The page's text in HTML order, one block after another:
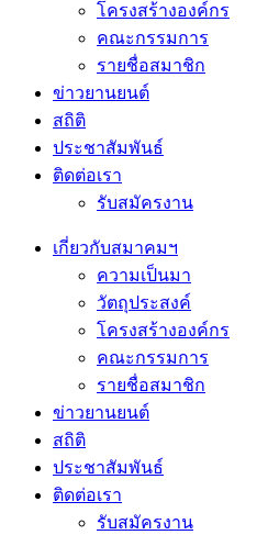
โครงสร้างองค์กร
คณะกรรมการ
รายชื่อสมาชิก
ข่าวยานยนต์
สถิติ
ประชาสัมพันธ์
ติดต่อเรา
รับสมัครงาน
เกี่ยวกับสมาคมฯ
ความเป็นมา
วัตถุประสงค์
โครงสร้างองค์กร
คณะกรรมการ
รายชื่อสมาชิก
ข่าวยานยนต์
สถิติ
ประชาสัมพันธ์
ติดต่อเรา
รับสมัครงาน